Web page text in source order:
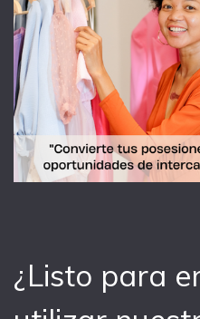
¿Listo para